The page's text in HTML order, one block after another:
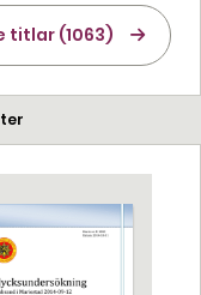
titlar (1063)